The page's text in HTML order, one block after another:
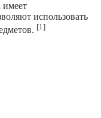
имеет
использовать
[1]